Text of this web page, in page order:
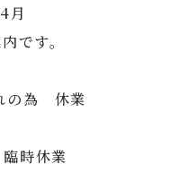
月
です。
の為 休業
時休業